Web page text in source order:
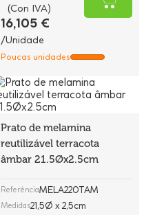
(Con IVA)
16,105 €
/Unidade
Poucas unidades
Prato de melamina
reutilizável terracota
âmbar 21.5Øx2.5cm
ReferênciaMELA220TAM
Medidas21,5Ø x 2,5cm